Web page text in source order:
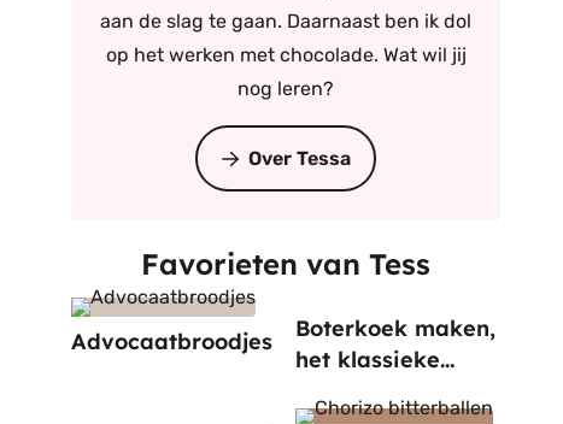
aan de slag te gaan. Daarnaast ben ik dol
op het werken met chocolade. Wat wil jij
nog leren?
Over Tessa
Favorieten van Tess
Advocaatbroodjes
Boterkoek maken,
het klassieke